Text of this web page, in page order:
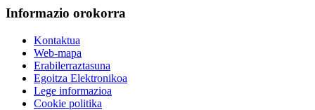
Informazio orokorra
Kontaktua
Web-mapa
Erabilerraztasuna
Egoitza Elektronikoa
Lege informazioa
Cookie politika